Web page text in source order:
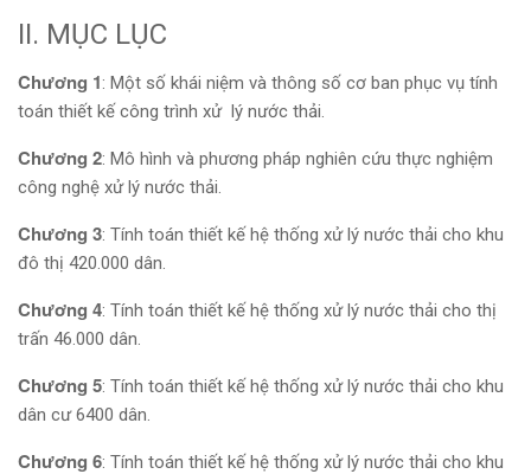
II. MỤC LỤC
Chương 1: Một số khái niệm và thông số cơ ban phục vụ tính
toán thiết kế công trình xử lý nước thải.
Chương 2: Mô hình và phương pháp nghiên cứu thực nghiệm
công nghệ xử lý nước thải.
Chương 3: Tính toán thiết kế hệ thống xử lý nước thải cho khu
đô thị 420.000 dân.
Chương 4: Tính toán thiết kế hệ thống xử lý nước thải cho thị
trấn 46.000 dân.
Chương 5: Tính toán thiết kế hệ thống xử lý nước thải cho khu
dân cư 6400 dân.
Chương 6: Tính toán thiết kế hệ thống xử lý nước thải cho khu